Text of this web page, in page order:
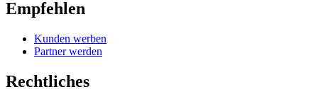
Empfehlen
Kunden werben
Partner werden
Rechtliches